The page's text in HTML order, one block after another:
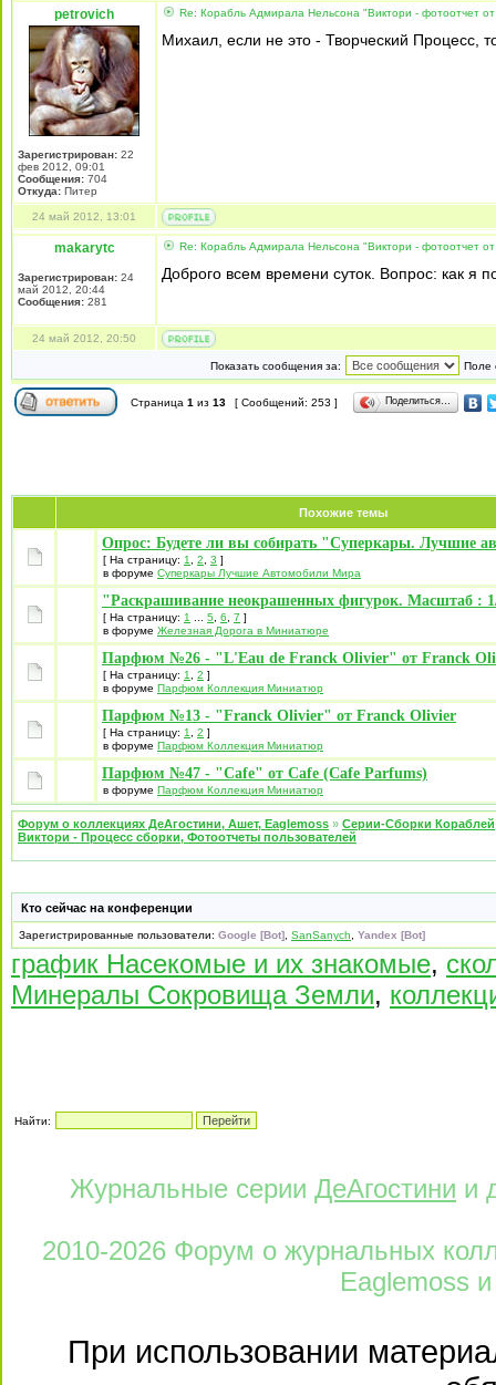
petrovich
Зарегистрирован: 22
фев 2012, 09:01
Сообщения: 704
Откуда: Питер
Re: Корабль Адмирала Нельсона "Виктори - фотоотчет
Михаил, если не это - Творческий Процесс,
24 май 2012, 13:01
makarytc
Зарегистрирован: 24
май 2012, 20:44
Сообщения: 281
Re: Корабль Адмирала Нельсона "Виктори - фотоотчет
Доброго всем времени суток. Вопрос: как я
24 май 2012, 20:50
Показать сообщения за: Поле
Страница 1 из 13 [ Сообщений: 253 ] Поделиться…
Похожие темы
Опрос: Будете ли вы собирать "Суперкары. Лучшие
[ На страницу: 1 2 3 ]
в форуме Суперкары Лучшие Автомобили Mира
"Раскрашивание неокрашенных фигурок. Масштаб :
[ На страницу: 1 5 6 7 ]
в форуме Железная Дорога в Миниатюре
Парфюм №26 - "L'Eau de Franck Olivier" от Franck
[ На страницу: 1 2 ]
в форуме Парфюм Коллекция Миниатюр
Парфюм №13 - "Franck Olivier" от Franck Olivier
[ На страницу: 1 2 ]
в форуме Парфюм Коллекция Миниатюр
Парфюм №47 - "Cafe" от Cafe (Cafe Parfums)
в форуме Парфюм Коллекция Миниатюр
Форум о коллекциях ДеАгостини, Ашет, Eaglemoss » Серии-Сборки Кораблей
Виктори - Процесс сборки, Фотоотчеты пользователей
Кто сейчас на конференции
Зарегистрированные пользователи: Google [Bot] SanSanych Yandex [Bot]
график Насекомые и их знакомые,
Минералы Сокровища Земли,
Найти:
Журнальные серии ДеАгостини и
2010-2026 Форум о журнальных
Eaglemoss и
При использовании